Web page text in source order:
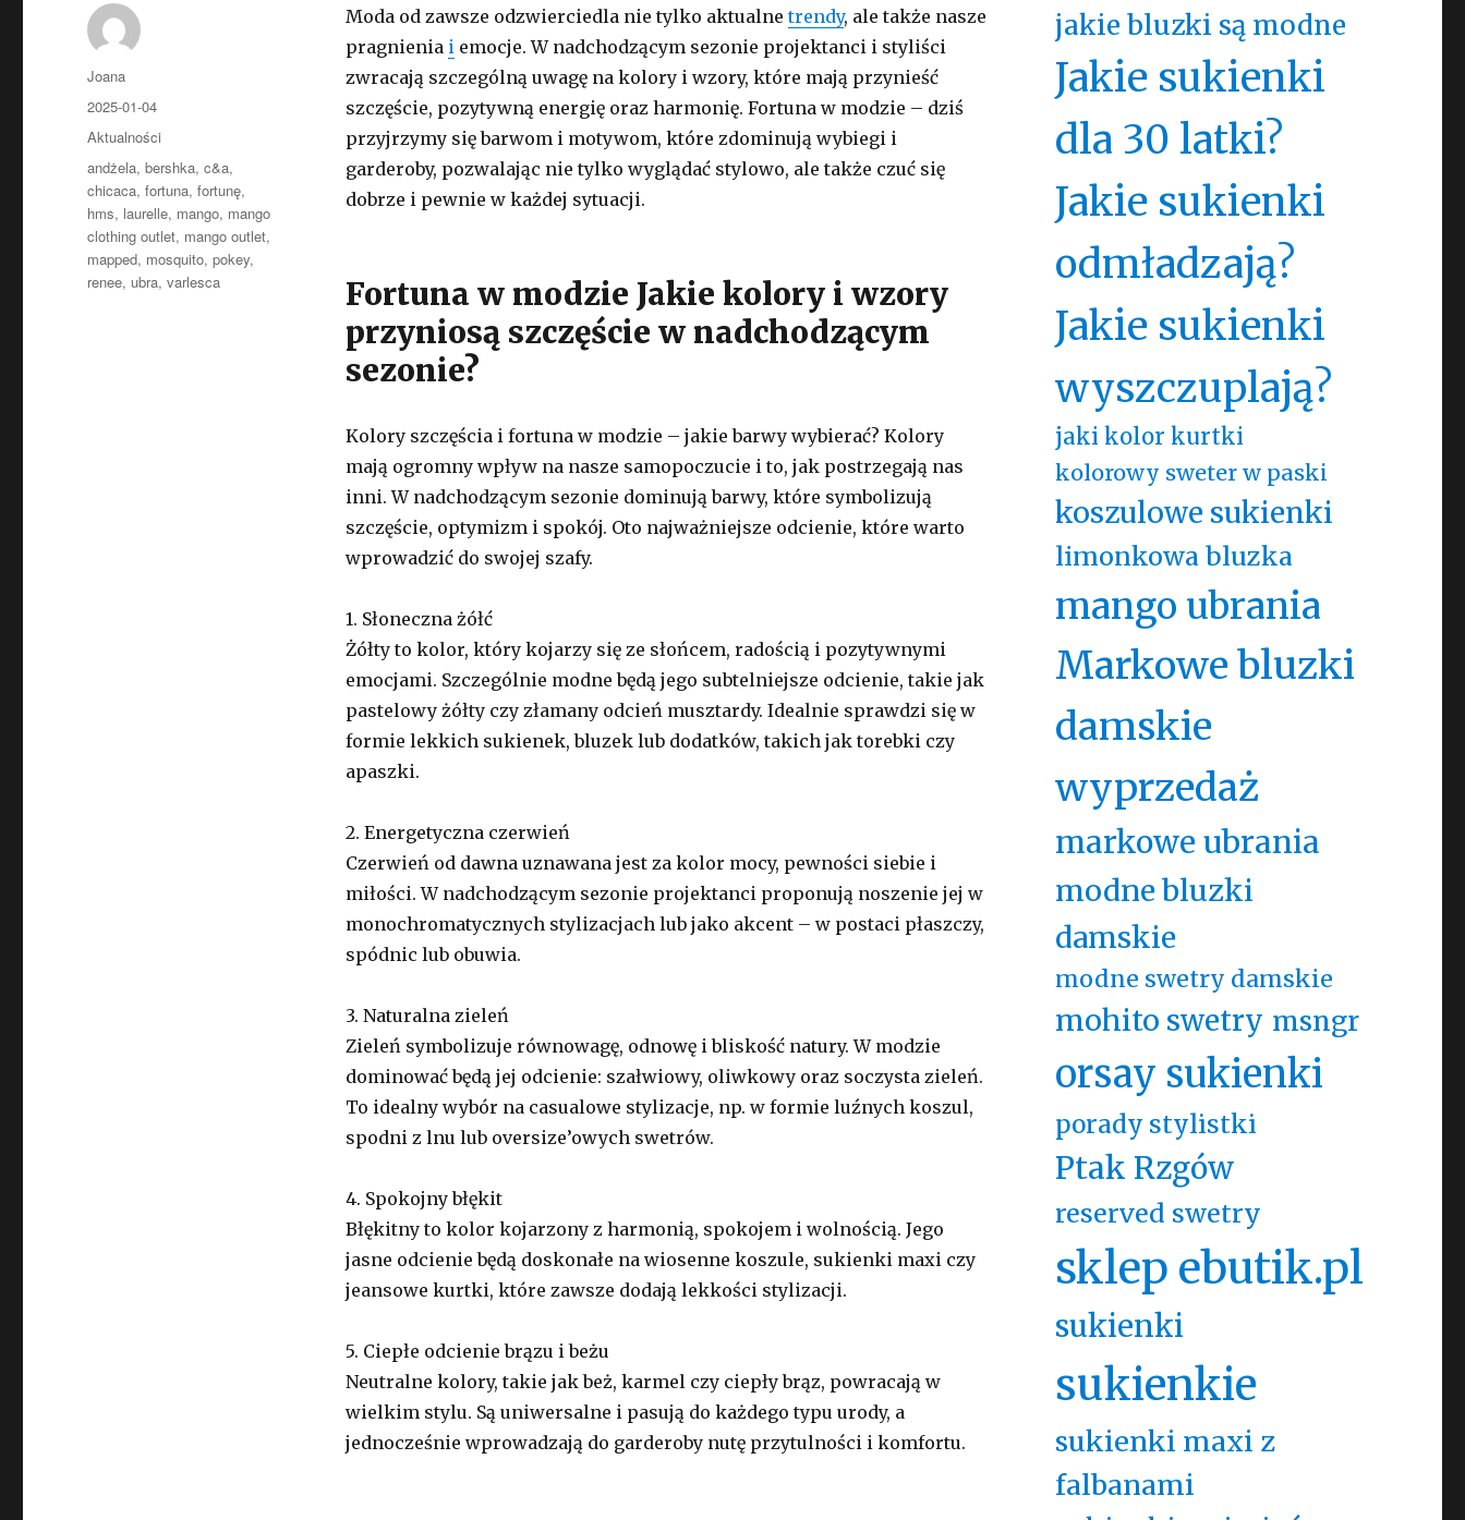
Moda od zawsze odzwierciedla nie tylko aktualnetrendy, ale także nasze
pragnienia iemocje. W nadchodzącym sezonie projektanci i styliści
zwracają szczególną uwagę na kolory i wzory, które mają przynieść
szczęście, pozytywną energię oraz harmonię. Fortuna w modzie – dziś
przyjrzymy się barwom i motywom, które zdominują wybiegi i
garderoby, pozwalając nie tylko wyglądać stylowo, ale także czuć się
dobrze i pewnie w każdej sytuacji.
Fortuna w modzie Jakie kolory i wzory
przyniosą szczęście w nadchodzącym
sezonie?
Kolory szczęścia i fortuna w modzie – jakie barwy wybierać? Kolory
mają ogromny wpływ na nasze samopoczucie i to, jak postrzegają nas
inni. W nadchodzącym sezonie dominują barwy, które symbolizują
szczęście, optymizm i spokój. Oto najważniejsze odcienie, które warto
wprowadzić do swojej szafy.
1. Słoneczna żółć
Żółty to kolor, który kojarzy się ze słońcem, radością i pozytywnymi
emocjami. Szczególnie modne będą jego subtelniejsze odcienie, takie jak
pastelowy żółty czy złamany odcień musztardy. Idealnie sprawdzi się w
formie lekkich sukienek, bluzek lub dodatków, takich jak torebki czy
apaszki.
2. Energetyczna czerwień
Czerwień od dawna uznawana jest za kolor mocy, pewności siebie i
miłości. W nadchodzącym sezonie projektanci proponują noszenie jej w
monochromatycznych stylizacjach lub jako akcent – w postaci płaszczy,
spódnic lub obuwia.
3. Naturalna zieleń
Zieleń symbolizuje równowagę, odnowę i bliskość natury. W modzie
dominować będą jej odcienie: szałwiowy, oliwkowy oraz soczysta zieleń.
To idealny wybór na casualowe stylizacje, np. w formie luźnych koszul,
spodni z lnu lub oversize’owych swetrów.
4. Spokojny błękit
Błękitny to kolor kojarzony z harmonią, spokojem i wolnością. Jego
jasne odcienie będą doskonałe na wiosenne koszule, sukienki maxi czy
jeansowe kurtki, które zawsze dodają lekkości stylizacji.
5. Ciepłe odcienie brązu i beżu
Neutralne kolory, takie jak beż, karmel czy ciepły brąz, powracają w
wielkim stylu. Są uniwersalne i pasują do każdego typu urody, a
jednocześnie wprowadzają do garderoby nutę przytulności i komfortu.
Autor
Joana
Opublikowano
2025-01-04
Kategorie
Aktualności
Tagi
andżela,bershka,c&a,
chicaca,fortuna,fortunę,
hms, laurelle, mango, mango
clothing outlet, mango outlet,
mapped, mosquito,pokey,
renee, ubra,varlesca
jakie bluzki są modne
Jakie sukienki
dla 30 latki?
Jakie sukienki
odmładzają?
Jakie sukienki
wyszczuplają?
jaki kolor kurtki
kolorowy sweter w paski
koszulowe sukienki
limonkowa bluzka
mango ubrania
Markowe bluzki
damskie
wyprzedaż
markowe ubrania
modne bluzki
damskie
modne swetry damskie
mohito swetry msngr
orsay sukienki
porady stylistki
Ptak Rzgów
reserved swetry
sklep ebutik.pl
sukienki
sukienkie
sukienki maxi z
falbanami